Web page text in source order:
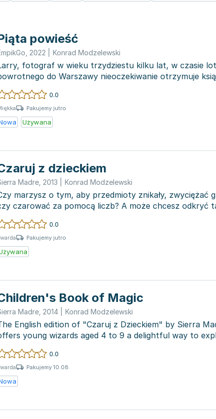
powieść
2022 Konrad Modzelewski
fotograf w wieku trzydziestu kilku lat, w czasie
do Warszawy nieoczekiwanie otrzymuje
współpasaż...
0.0
Pakujemy jutro
Używana
z dzieckiem
Madre 2013 Konrad Modzelewski
marzysz o tym, aby przedmioty znikały, zwyciężać
czarować za pomocą liczb? A może chcesz odkryć
czyta...
0.0
Pakujemy jutro
Book of Magic
Madre 2014 Konrad Modzelewski
English edition of "Czaruj z Dzieckiem" by Sierra
young wizards aged 4 to 9 a delightful way to
world...
0.0
Pakujemy 10.08